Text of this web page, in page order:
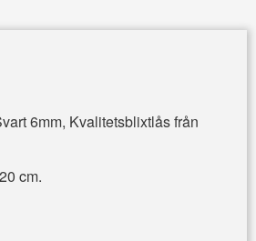
6mm, Kvalitetsblixtlås från
cm.